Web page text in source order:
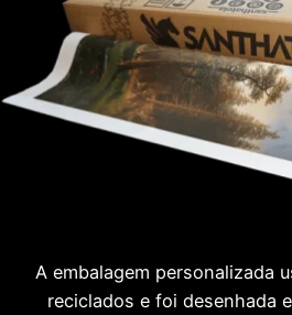
A embalagem personalizada
reciclados e foi desenhada